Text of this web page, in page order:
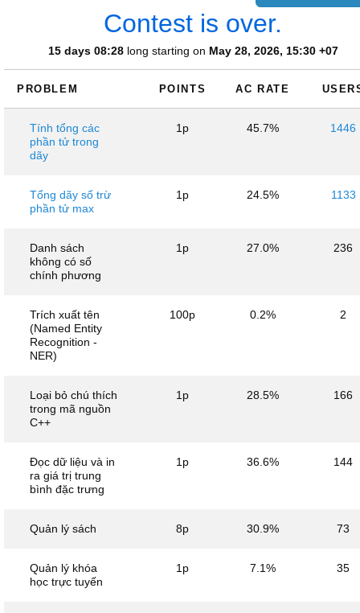
Contest is over.
15 days 08:28long starting on May 28, 2026, 15:30 +07
PROBLEM POINTS AC RATE
Tính tổng các
phần tử trong
dãy
1p 45.7% 1446
Tổng dãy số trừ
phần tử max
1p 24.5% 1133
Danh sách
không có số
chính phương
1p 27.0% 236
Trích xuất tên
(Named Entity
Recognition -
NER)
100p 0.2% 2
Loại bỏ chú thích
trong mã nguồn
C++
1p 28.5% 166
Đọc dữ liệu và in
ra giá trị trung
bình đặc trưng
1p 36.6% 144
Quản lý sách 8p 30.9% 73
Quản lý khóa
học trực tuyến
1p 7.1% 35